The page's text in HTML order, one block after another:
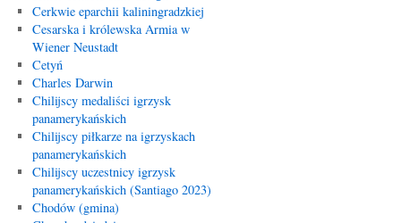
Cerkwie eparchii kaliningradzkiej
Cesarska i królewska Armia w
Wiener Neustadt
Cetyń
Charles Darwin
Chilijscy medaliści igrzysk
panamerykańskich
Chilijscy piłkarze na igrzyskach
panamerykańskich
Chilijscy uczestnicy igrzysk
panamerykańskich (Santiago 2023)
Chodów (gmina)